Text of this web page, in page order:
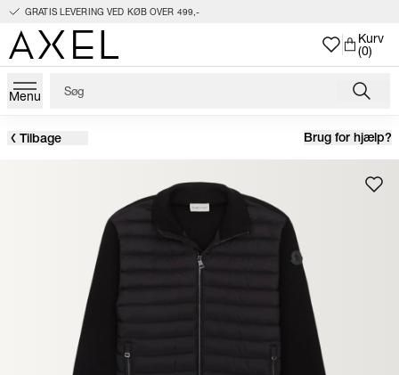
GRATIS LEVERING VED KØB OVER 499,-
Kurv
(0)
Menu
Tilbage Brug for hjælp?